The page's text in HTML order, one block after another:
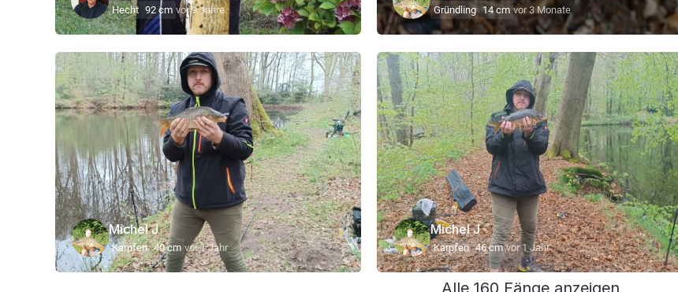
Hecht 92 cm vor 9 Jahre Gründling 14 cm vor 3 Monate
Michel J
Karpfen 40 cm vor 1 Jahr
Michel J
Karpfen 46 cm vor 1 Jahr
Alle 160 Fänge anzeigen